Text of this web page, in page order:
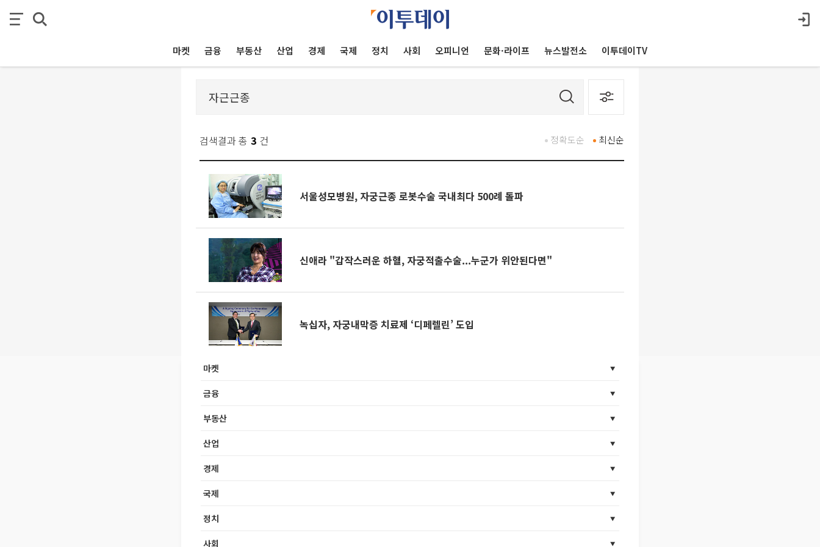
마켓 금융 부동산 산업 경제 국제 정치 사회 오피니언 문화·라이프 뉴스발전소 이투데이TV
검색결과 총 3 건 최신순
정확도순
서울성모병원, 자궁근종 로봇수술 국내최다 500례 돌파
신애라 "갑작스러운 하혈, 자궁적출수술...누군가 위안된다면"
녹십자, 자궁내막증 치료제 ‘디페렐린’ 도입
마켓
금융
부동산
산업
경제
국제
정치
사회